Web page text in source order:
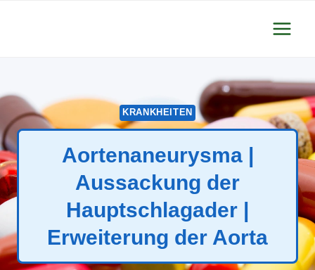
KRANKHEITEN
Aortenaneurysma |
Aussackung der
Hauptschlagader |
Erweiterung der Aorta